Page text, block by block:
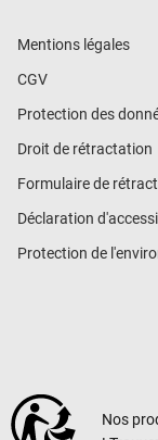
Mentions légales
CGV
Protection des
Droit de rétractation
Formulaire de
Déclaration
Protection de
Nos